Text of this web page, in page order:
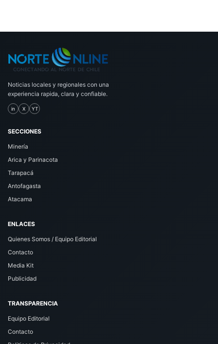
Noticias locales y regionales con una
experiencia rapida, clara y confiable.
in X YT
SECCIONES
Minería
Arica y Parinacota
Tarapacá
Antofagasta
Atacama
ENLACES
Quienes Somos / Equipo Editorial
Contacto
Media Kit
Publicidad
TRANSPARENCIA
Equipo Editorial
Contacto